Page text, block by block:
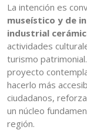
La intención es
museístico y de
industrial
actividades
turismo
proyecto
hacerlo más
ciudadanos,
un núcleo
región.